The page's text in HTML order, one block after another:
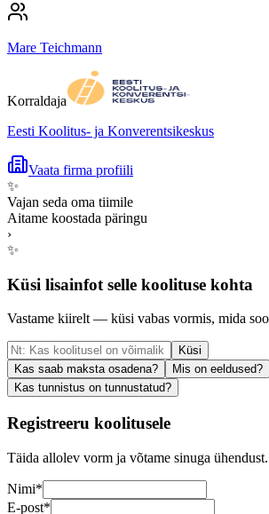
Mare Teichmann
Korraldaja
Eesti Koolitus- ja Konverentsikeskus
Vaata firma profiili
✨
Vajan seda oma tiimile
Aitame koostada päringu
›
✨
Küsi lisainfot selle koolituse kohta
Vastame kiirelt — küsi vabas vormis, mida
Küsi
Kas saab maksta osadena?
Mis on eeldused?
Kas tunnistus on tunnustatud?
Registreeru koolitusele
Täida allolev vorm ja võtame sinuga ühendust.
Nimi*
E-post*